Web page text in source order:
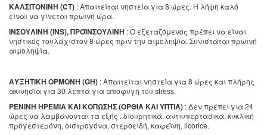
ΚΑΛΣΙΤΟΝΙΝΗ (CT) : Απαιτείται νηστεία για 8 ώρες. Η λήψη καλό
είναι να γίνεται πρωινή ώρα.
ΙΝΣΟΥΛΙΝΗ (INS), ΠΡΟΪΝΣΟΥΛΙΝΗ : Ο εξεταζόμενος πρέπει να είναι
νηστικός τουλάχιστον 8 ώρες πριν την αιμοληψία. Συνιστάται πρωινή
αιμοληψία.
ΑΥΞΗΤΙΚΗ ΟΡΜΟΝΗ (GH) : Απαιτείται νηστεία για 8 ώρες και πλήρης
ακινησία για 30 λεπτά για αποφυγή του stress.
ΡΕΝΙΝΗ ΗΡΕΜΙΑ ΚΑΙ ΚΟΠΩΣΗΣ (ΟΡΘΙΑ ΚΑΙ ΥΠΤΙΑ) : Δεν πρέπει για 24
ώρες να λαμβάνονται τα εξής : διουρητικά, αντιυπερτασικά, κυκλική
προγεστερόνη, οιστρογόνα, στεροειδή, καφεϊνη, licorice.